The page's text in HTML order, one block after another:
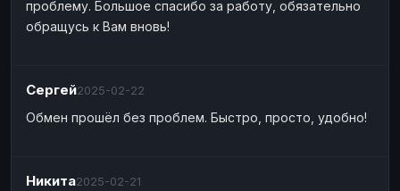
проблему. Большое спасибо за работу, обязательно
обращусь к Вам вновь!
Сергей2025-02-22
Обмен прошёл без проблем. Быстро, просто, удобно!
Никита2025-02-21